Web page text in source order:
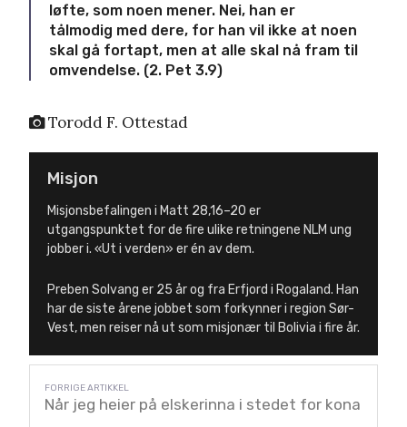
løfte, som noen mener. Nei, han er
tålmodig med dere, for han vil ikke at noen
skal gå fortapt, men at alle skal nå fram til
omvendelse. (2. Pet 3.9)
Torodd F. Ottestad
Misjon
Misjonsbefalingen i Matt 28,16–20 er
utgangspunktet for de fire ulike retningene NLM ung
jobber i. «Ut i verden» er én av dem.
Preben Solvang er 25 år og fra Erfjord i Rogaland. Han
har de siste årene jobbet som forkynner i region Sør-
Vest, men reiser nå ut som misjonær til Bolivia i fire år.
Når jeg heier på elskerinna i stedet for kona